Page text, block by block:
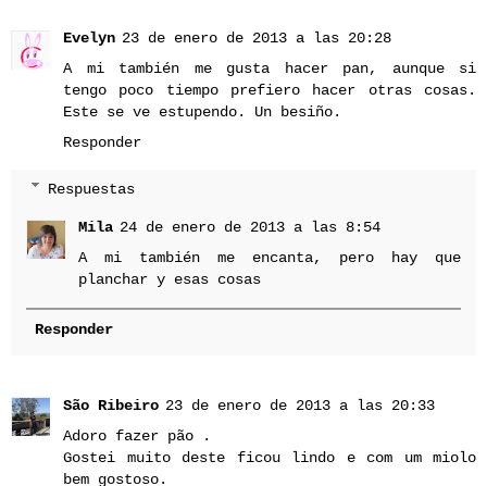
Evelyn 23 de enero de 2013 a las 20:28
A mi también me gusta hacer pan, aunque si
tengo poco tiempo prefiero hacer otras cosas.
Este se ve estupendo. Un besiño.
Responder
Respuestas
Mila 24 de enero de 2013 a las 8:54
A mi también me encanta, pero hay que
planchar y esas cosas
Responder
São Ribeiro 23 de enero de 2013 a las 20:33
Adoro fazer pão .
Gostei muito deste ficou lindo e com um miolo
bem gostoso.